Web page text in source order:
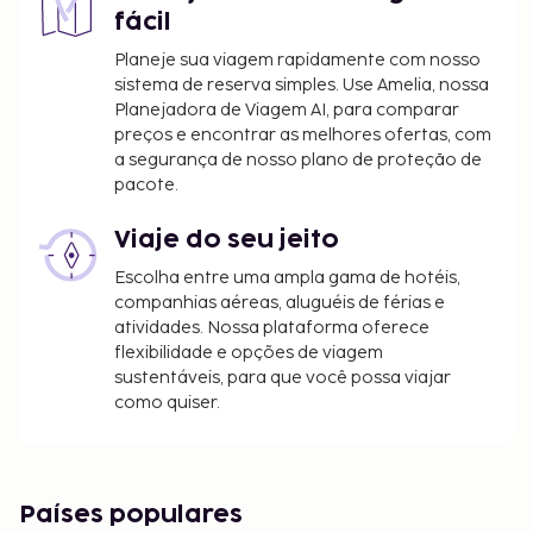
fácil
Planeje sua viagem rapidamente com nosso
sistema de reserva simples. Use Amelia, nossa
Planejadora de Viagem AI, para comparar
preços e encontrar as melhores ofertas, com
a segurança de nosso plano de proteção de
pacote.
Viaje do seu jeito
Escolha entre uma ampla gama de hotéis,
companhias aéreas, aluguéis de férias e
atividades. Nossa plataforma oferece
flexibilidade e opções de viagem
sustentáveis, para que você possa viajar
como quiser.
Países populares